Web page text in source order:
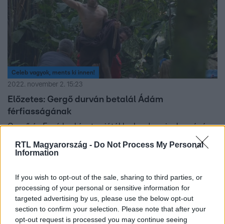
RTL Magyarország - Do Not Process My Personal
Information
If you wish to opt-out of the sale, sharing to third parties, or
processing of your personal or sensitive information for
targeted advertising by us, please use the below opt-out
section to confirm your selection. Please note that after your
opt-out request is processed you may continue seeing
Celeb vagyok, ments ki innen!
2022. november 2. 15:23
Előzetes: Gergő durván betalál Ádám
férfiasságának
Gergő és Fecó kockázatos játékba kezd, aminek a végén
Folytatódik a Celeb vagyok, ments ki innen! 21:00-kor az